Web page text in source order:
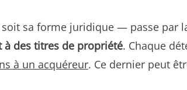
sa forme juridique — passe par
des titres de propriété. Chaque
à un acquéreur. Ce dernier peut